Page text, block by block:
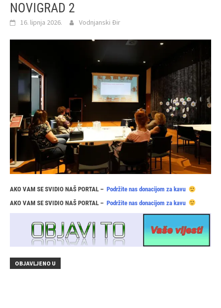
NOVIGRAD 2
16. lipnja 2026. Vodnjanski Đir
AKO VAM SE SVIDIO NAŠ PORTAL – Podržite nas donacijom za kavu
AKO VAM SE SVIDIO NAŠ PORTAL – Podržite nas donacijom za kavu
OBJAVLJENO U